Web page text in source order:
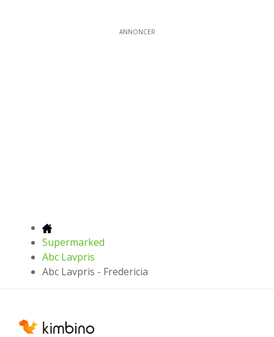
ANNONCER
Supermarked
Abc Lavpris
Abc Lavpris - Fredericia